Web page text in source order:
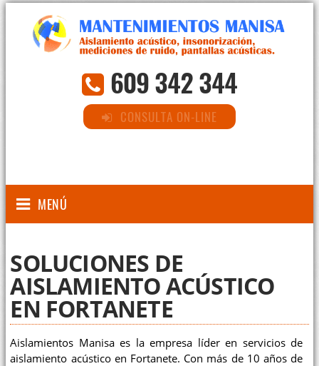
609 342 344
CONSULTA ON-LINE
MENÚ
SOLUCIONES DE
AISLAMIENTO ACÚSTICO
EN FORTANETE
Aislamientos Manisa es la empresa líder en servicios de
aislamiento acústico en Fortanete. Con más de 10 años de